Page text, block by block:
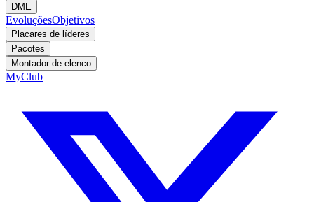
DME
EvoluçõesObjetivos
Placares de líderes
Pacotes
Montador de elenco
MyClub